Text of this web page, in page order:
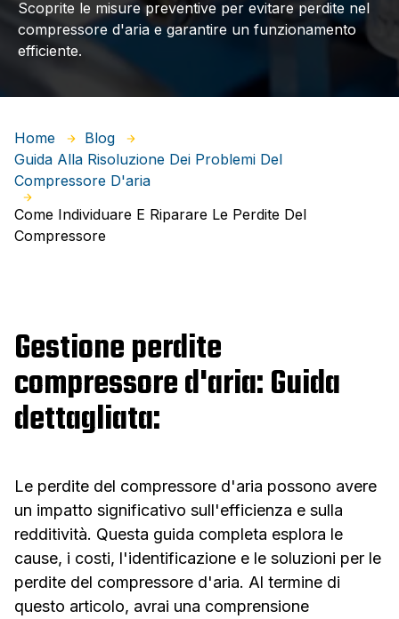
Scoprite le misure preventive per evitare perdite nel
compressore d'aria e garantire un funzionamento
efficiente.
Home
Blog
Guida Alla Risoluzione Dei Problemi Del
Compressore D'aria
Come Individuare E Riparare Le Perdite Del
Compressore
Gestione perdite
compressore d'aria: Guida
dettagliata:
Le perdite del compressore d'aria possono avere
un impatto significativo sull'efficienza e sulla
redditività. Questa guida completa esplora le
cause, i costi, l'identificazione e le soluzioni per le
perdite del compressore d'aria. Al termine di
questo articolo, avrai una comprensione